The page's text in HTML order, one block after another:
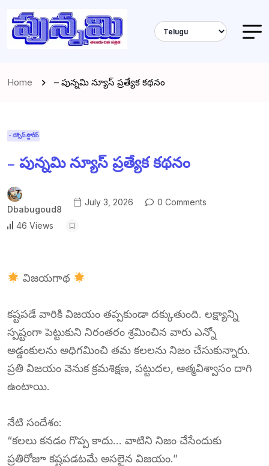
Home – పున్నమి న్యూస్ ప్రత్యేక కథనం
- సక్సెస్ స్టోరీస్
– పున్నమి న్యూస్ ప్రత్యేక కథనం
Dbabugoud8
July 3, 2026 0 Comments
46 Views
విజయగాథ
కష్టపడే వారికి విజయం తప్పకుండా దక్కుతుంది. లక్ష్యాన్ని
స్పష్టంగా పెట్టుకుని నిరంతరం శ్రమించిన వారు ఎన్నో
అడ్డంకులను అధిగమించి తమ కలలను నిజం చేసుకున్నారు.
ప్రతి విజయం వెనుక క్రమశిక్షణ, పట్టుదల, ఆత్మవిశ్వాసం దాగి
ఉంటాయి.
నేటి సందేశం:
“కలలు కనడం గొప్ప కాదు… వాటిని నిజం చేసేందుకు
ప్రతిరోజూ కష్టపడటమే అసలైన విజయం.”